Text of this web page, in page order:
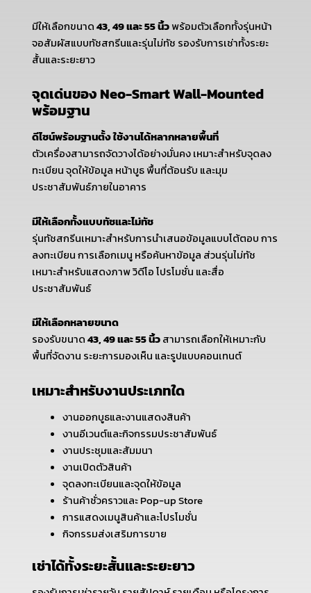
มีให้เลือกขนาด43, 49 และ 55 นิ้วพร้อมตัวเลือกทั้งรุ่นหน้า
จอสัมผัสแบบทัชสกรีนและรุ่นไม่ทัช รองรับการเช่าทั้งระยะ
สั้นและระยะยาว
จุดเด่นของ Neo-Smart Wall-Mounted
พร้อมฐาน
ดีไซน์พร้อมฐานตั้ง ใช้งานได้หลากหลายพื้นที่
ตัวเครื่องสามารถจัดวางได้อย่างมั่นคง เหมาะสำหรับจุดลง
ทะเบียน จุดให้ข้อมูล หน้าบูธ พื้นที่ต้อนรับ และมุม
ประชาสัมพันธ์ภายในอาคาร
มีให้เลือกทั้งแบบทัชและไม่ทัช
รุ่นทัชสกรีนเหมาะสำหรับการนำเสนอข้อมูลแบบโต้ตอบ การ
ลงทะเบียน การเลือกเมนู หรือค้นหาข้อมูล ส่วนรุ่นไม่ทัช
เหมาะสำหรับแสดงภาพ วิดีโอ โปรโมชั่น และสื่อ
ประชาสัมพันธ์
มีให้เลือกหลายขนาด
รองรับขนาด43, 49 และ 55 นิ้วสามารถเลือกให้เหมาะกับ
พื้นที่จัดงาน ระยะการมองเห็น และรูปแบบคอนเทนต์
เหมาะสำหรับงานประเภทใด
งานออกบูธและงานแสดงสินค้า
งานอีเวนต์และกิจกรรมประชาสัมพันธ์
งานประชุมและสัมมนา
งานเปิดตัวสินค้า
จุดลงทะเบียนและจุดให้ข้อมูล
ร้านค้าชั่วคราวและ Pop-up Store
การแสดงเมนูสินค้าและโปรโมชั่น
กิจกรรมส่งเสริมการขาย
เช่าได้ทั้งระยะสั้นและระยะยาว